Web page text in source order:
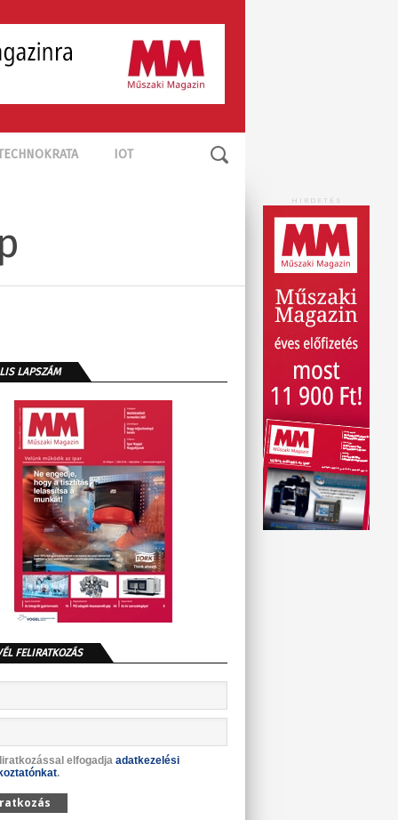
IOT
HIRDETÉS
LAPSZÁM
FELIRATKOZÁS
elfogadja adatkezelési
.